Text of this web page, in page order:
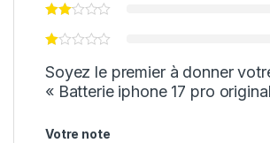
Soyez le premier à donner
« Batterie iphone 17 pro
Votre note